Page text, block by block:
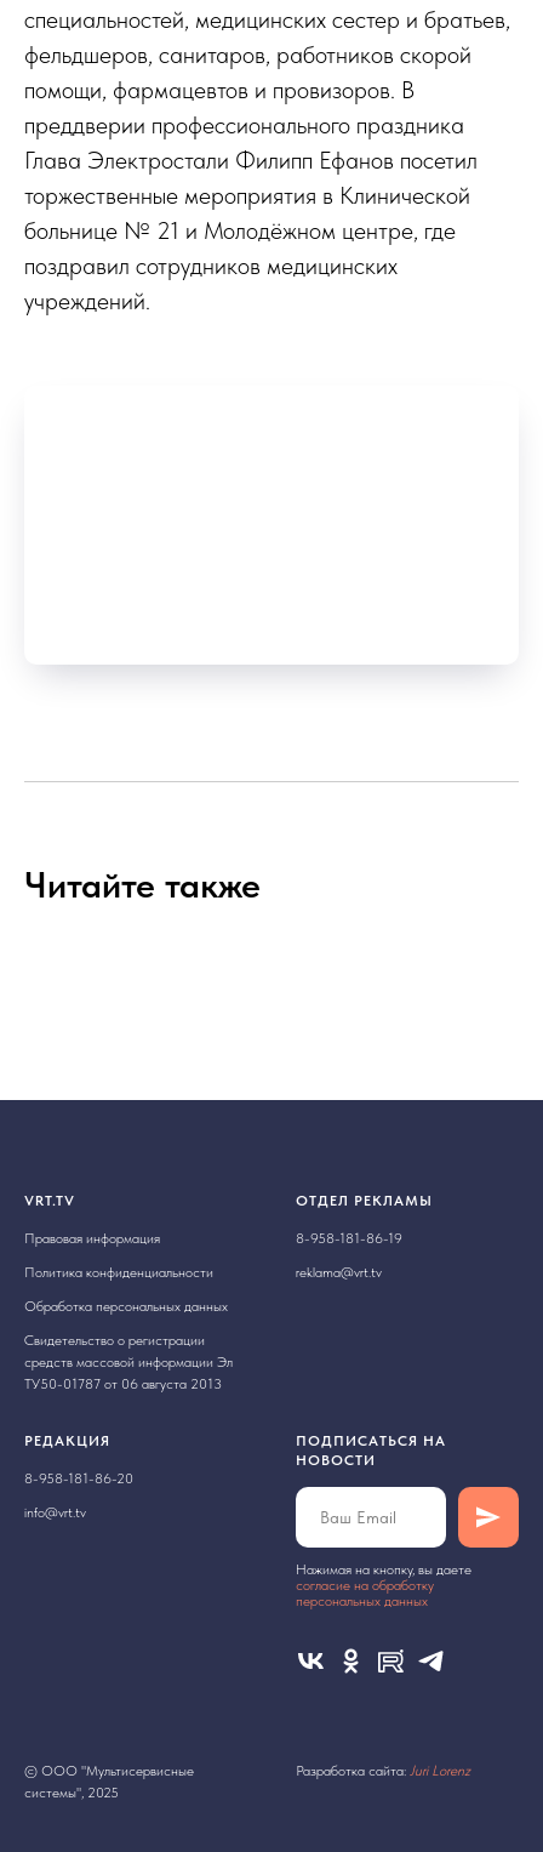
специальностей, медицинских сестер и братьев,
фельдшеров, санитаров, работников скорой
помощи, фармацевтов и провизоров. В
преддверии профессионального праздника
Глава Электростали Филипп Ефанов посетил
торжественные мероприятия в Клинической
больнице № 21 и Молодёжном центре, где
поздравил сотрудников медицинских
учреждений.
Читайте также
VRT.TV
Правовая информация
Политика конфиденциальности
Обработка персональных данных
Свидетельство о регистрации
средств массовой информации Эл
ТУ50-01787 от 06 августа 2013
ОТДЕЛ РЕКЛАМЫ
8-958-181-86-19
reklama@vrt.tv
РЕДАКЦИЯ
8-958-181-86-20
info@vrt.tv
ПОДПИСАТЬСЯ НА
НОВОСТИ
Нажимая на кнопку, вы даете
cогласие на обработку
персональных данных
© ООО "Мультисервисные
системы", 2025
Разработка сайта: Juri Lorenz